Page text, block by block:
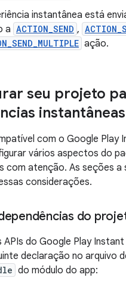
instantânea está
a ACTION_SEND ,
ação.
seu projeto
instantâneas
com o Google Play
vários aspectos do
com atenção. As seções a
considerações.
do
APIs do Google Play
declaração no arquivo
do módulo do app: